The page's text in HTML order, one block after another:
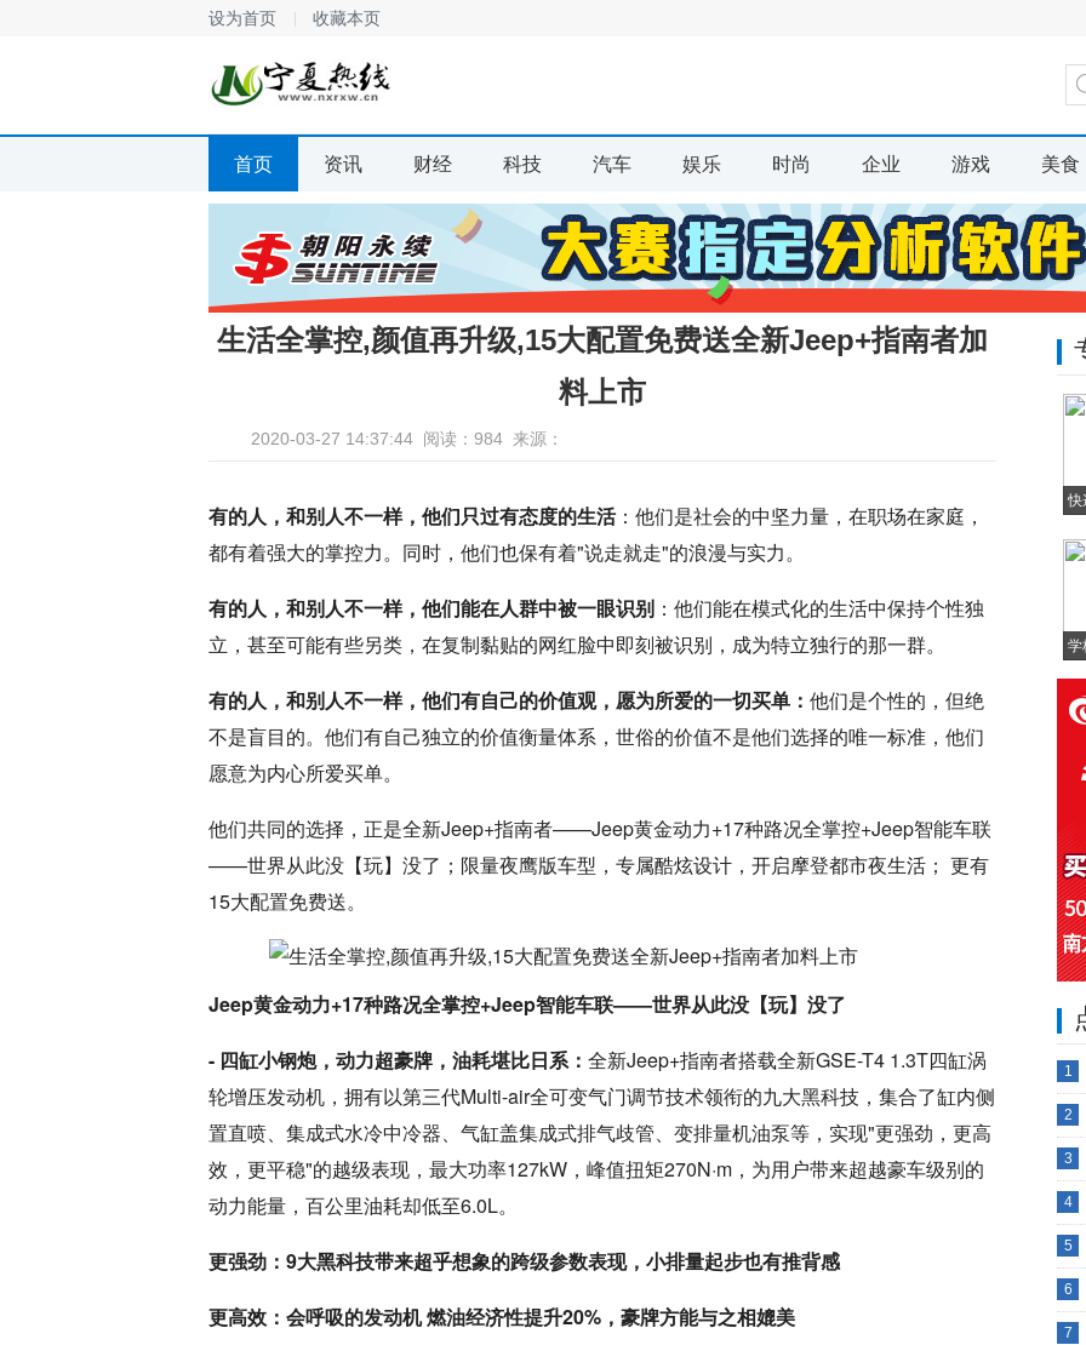
设为首页 收藏本页
首页 资讯 财经 科技 汽车 娱乐 时尚 企业 游戏 美食
生活全掌控,颜值再升级,15大配置免费送全新Jeep+指南者加
料上市
2020-03-27 14:37:44 阅读：984 来源：
有的人，和别人不一样，他们只过有态度的生活：他们是社会的中坚力量，在职场在家庭，
都有着强大的掌控力。同时，他们也保有着"说走就走"的浪漫与实力。
有的人，和别人不一样，他们能在人群中被一眼识别 ：他们能在模式化的生活中保持个性独
立，甚至可能有些另类，在复制黏贴的网红脸中即刻被识别，成为特立独行的那一群。
有的人，和别人不一样，他们有自己的价值观，愿为所爱的一切买单： 他们是个性的，但绝
不是盲目的。他们有自己独立的价值衡量体系，世俗的价值不是他们选择的唯一标准，他们
愿意为内心所爱买单。
他们共同的选择，正是全新Jeep+指南者——Jeep黄金动力+17种路况全掌控+Jeep智能车联
——世界从此没【玩】没了；限量夜鹰版车型，专属酷炫设计，开启摩登都市夜生活； 更有
15大配置免费送。
Jeep黄金动力+17种路况全掌控+Jeep智能车联——世界从此没【玩】没了
- 四缸小钢炮，动力超豪牌，油耗堪比日系： 全新Jeep+指南者搭载全新GSE-T4 1.3T四缸涡
轮增压发动机，拥有以第三代Multi-air全可变气门调节技术领衔的九大黑科技，集合了缸内侧
置直喷、集成式水冷中冷器、气缸盖集成式排气歧管、变排量机油泵等，实现"更强劲，更高
效，更平稳"的越级表现，最大功率127kW，峰值扭矩270N·m，为用户带来超越豪车级别的
动力能量，百公里油耗却低至6.0L。
更强劲：9大黑科技带来超乎想象的跨级参数表现，小排量起步也有推背感
更高效：会呼吸的发动机 燃油经济性提升20%，豪牌方能与之相媲美
快
学
1
2
3
4
5
6
7